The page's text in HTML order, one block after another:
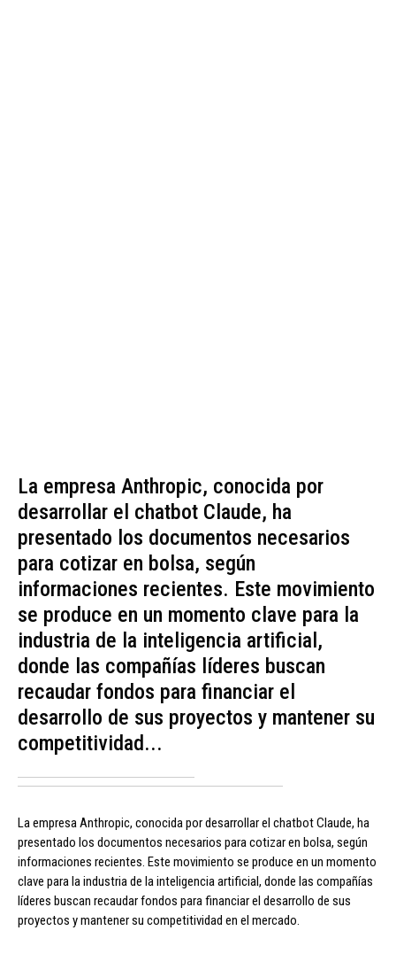
La empresa Anthropic, conocida por
desarrollar el chatbot Claude, ha
presentado los documentos necesarios
para cotizar en bolsa, según
informaciones recientes. Este movimiento
se produce en un momento clave para la
industria de la inteligencia artificial,
donde las compañías líderes buscan
recaudar fondos para financiar el
desarrollo de sus proyectos y mantener su
competitividad...
La empresa Anthropic, conocida por desarrollar el chatbot Claude, ha
presentado los documentos necesarios para cotizar en bolsa, según
informaciones recientes. Este movimiento se produce en un momento
clave para la industria de la inteligencia artificial, donde las compañías
líderes buscan recaudar fondos para financiar el desarrollo de sus
proyectos y mantener su competitividad en el mercado.